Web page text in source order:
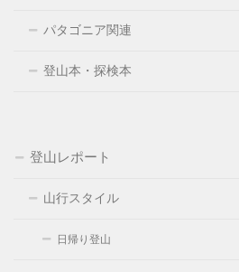
パタゴニア関連
登山本・探検本
登山レポート
山行スタイル
日帰り登山